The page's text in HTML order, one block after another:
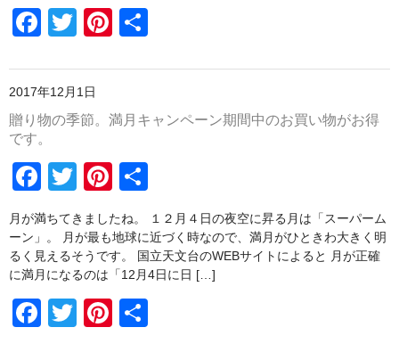
o
k
F
c
e
b
o
o
k
T
tt
er
Pi
er
e
st
2017年12月1日
贈り物の季節。満月キャンペーン期間中のお買い物がお得
です。
F
a
c
e
b
o
T
wi
tt
er
Pi
nt
er
e
st
月が満ちてきましたね。 １２月４日の夜空に昇る月は「スーパーム
ーン」。 月が最も地球に近づく時なので、満月がひときわ大きく明
るく見えるそうです。 国立天文台のWEBサイトによると 月が正確
に満月になるのは「12月4日に日 […]
F
T
Pi